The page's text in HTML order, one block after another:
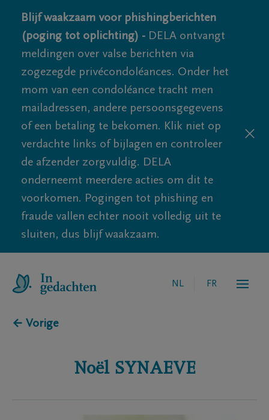
Blijf waakzaam voor phishingberichten
(poging tot oplichting) - DELA ontvangt
meldingen over valse berichten via
zogezegde privécondoléances. Onder het
mom van een condoléance tracht men
mailadressen, andere persoonsgegevens
of een betaling te bekomen. Klik niet op
verdachte links of bijlagen en controleer
de afzender zorgvuldig. DELA
onderneemt meerdere acties om dit te
voorkomen. Pogingen tot phishing en
fraude vallen echter nooit volledig uit te
sluiten, dus blijf waakzaam.
NL FR
← Vorige
Noël SYNAEVE